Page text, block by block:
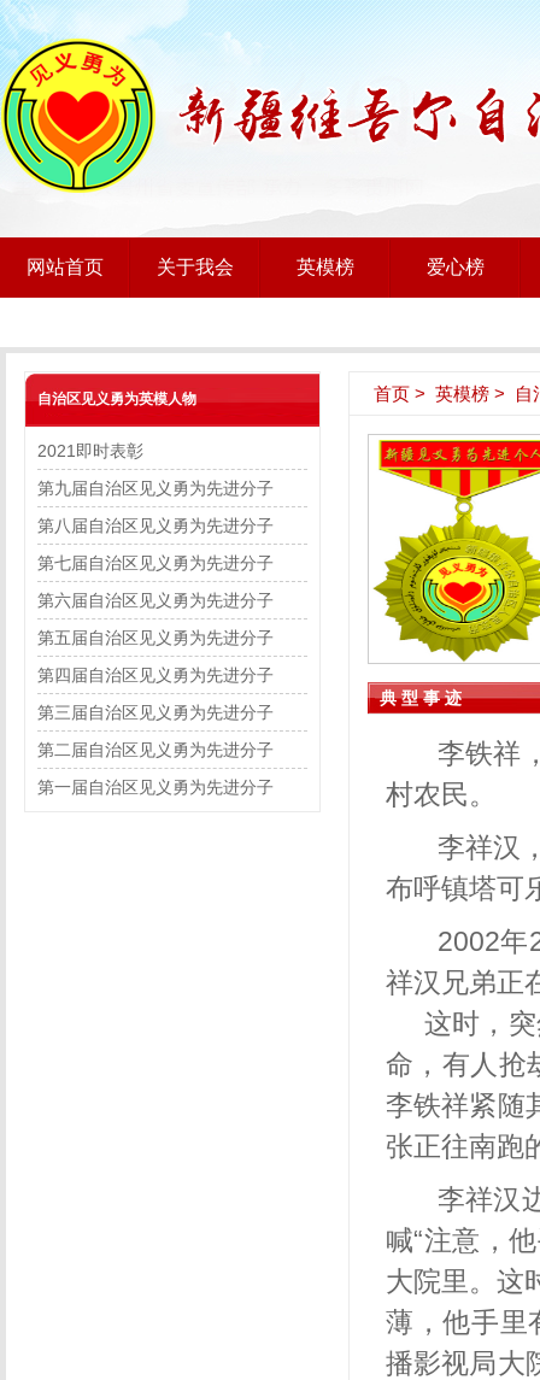
网站首页 关于我会 英模榜 爱心榜
自治区见义勇为英模人物
2021即时表彰
第九届自治区见义勇为先进分子
第八届自治区见义勇为先进分子
第七届自治区见义勇为先进分子
第六届自治区见义勇为先进分子
第五届自治区见义勇为先进分子
第四届自治区见义勇为先进分子
第三届自治区见义勇为先进分子
第二届自治区见义勇为先进分子
第一届自治区见义勇为先进分子
首页 > 英模榜 > 自
典 型 事 迹
李铁祥
村农民。
李祥汉
布呼镇塔可
2002年
祥汉兄弟正
这时，突
命，有人抢
李铁祥紧随
张正往南跑
李祥汉
喊“注意，
大院里。这
薄，他手里
播影视局大